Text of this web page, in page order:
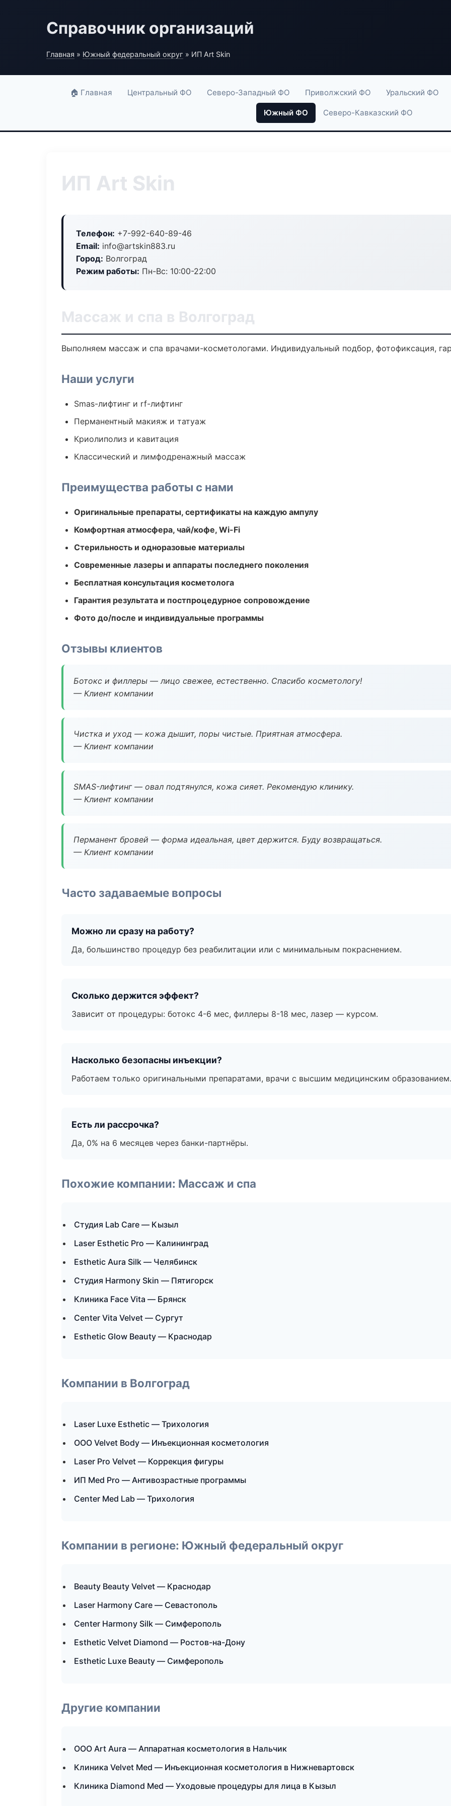
Справочник организаций
Главная » Южный федеральный округ » ИП Art Skin
🏠 Главная Центральный ФО Северо-Западный ФО Приволжский ФО Уральский ФО
Южный ФО Северо-Кавказский ФО
ИП Art Skin
Телефон: +7-992-640-89-46
Email: info@artskin883.ru
Город: Волгоград
Режим работы: Пн-Вс: 10:00-22:00
Массаж и спа в Волгоград
Выполняем массаж и спа врачами-косметологами. Индивидуальный подбор, фотофиксация,
Наши услуги
Smas-лифтинг и rf-лифтинг
Перманентный макияж и татуаж
Криолиполиз и кавитация
Классический и лимфодренажный массаж
Преимущества работы с нами
Оригинальные препараты, сертификаты на каждую ампулу
Комфортная атмосфера, чай/кофе, Wi-Fi
Стерильность и одноразовые материалы
Современные лазеры и аппараты последнего поколения
Бесплатная консультация косметолога
Гарантия результата и постпроцедурное сопровождение
Фото до/после и индивидуальные программы
Отзывы клиентов
Ботокс и филлеры — лицо свежее, естественно. Спасибо косметологу!
— Клиент компании
Чистка и уход — кожа дышит, поры чистые. Приятная атмосфера.
— Клиент компании
SMAS-лифтинг — овал подтянулся, кожа сияет. Рекомендую клинику.
— Клиент компании
Перманент бровей — форма идеальная, цвет держится. Буду возвращаться.
— Клиент компании
Часто задаваемые вопросы
Можно ли сразу на работу?
Да, большинство процедур без реабилитации или с минимальным покраснением.
Сколько держится эффект?
Зависит от процедуры: ботокс 4-6 мес, филлеры 8-18 мес, лазер — курсом.
Насколько безопасны инъекции?
Работаем только оригинальными препаратами, врачи с высшим медицинским образованием.
Есть ли рассрочка?
Да, 0% на 6 месяцев через банки-партнёры.
Похожие компании: Массаж и спа
Студия Lab Care — Кызыл
Laser Esthetic Pro — Калининград
Esthetic Aura Silk — Челябинск
Студия Harmony Skin — Пятигорск
Клиника Face Vita — Брянск
Center Vita Velvet — Сургут
Esthetic Glow Beauty — Краснодар
Компании в Волгоград
Laser Luxe Esthetic — Трихология
ООО Velvet Body — Инъекционная косметология
Laser Pro Velvet — Коррекция фигуры
ИП Med Pro — Антивозрастные программы
Center Med Lab — Трихология
Компании в регионе: Южный федеральный округ
Beauty Beauty Velvet — Краснодар
Laser Harmony Care — Севастополь
Center Harmony Silk — Симферополь
Esthetic Velvet Diamond — Ростов-на-Дону
Esthetic Luxe Beauty — Симферополь
Другие компании
ООО Art Aura — Аппаратная косметология в Нальчик
Клиника Velvet Med — Инъекционная косметология в Нижневартовск
Клиника Diamond Med — Уходовые процедуры для лица в Кызыл